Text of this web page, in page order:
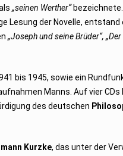
„seinen Werther“bezeichnete.
Lesung der Novelle, entstand
„Joseph und seine Brüder“, „Der
bis 1945, sowie ein
Manns. Auf vier
des deutschen
Kurzke, das unter der